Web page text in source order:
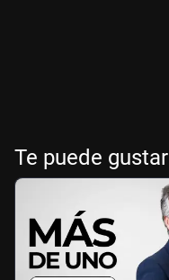
Te puede gustar